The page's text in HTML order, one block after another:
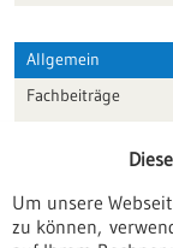
Allgemein
Fachbeiträge
Veranstaltungen
Um unsere
zu können,